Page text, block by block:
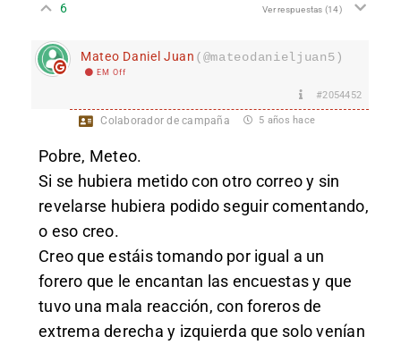
6 Ver respuestas (14)
Mateo Daniel Juan (@mateodanieljuan5)
EM Off
#2054452
Colaborador de campaña 5 años hace
Pobre, Meteo.
Si se hubiera metido con otro correo y sin
revelarse hubiera podido seguir comentando,
o eso creo.
Creo que estáis tomando por igual a un
forero que le encantan las encuestas y que
tuvo una mala reacción, con foreros de
extrema derecha y izquierda que solo venían